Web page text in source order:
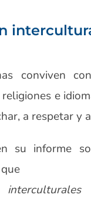
conviven
e
a respetar y
su informe